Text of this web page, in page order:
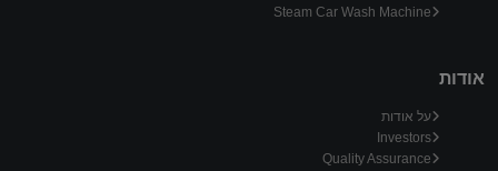
Steam Car Wash Machine
אודות
על אודות
Investors
Quality Assurance